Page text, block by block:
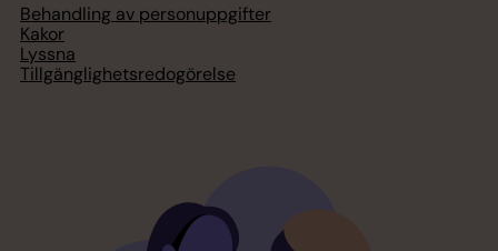
Behandling av personuppgifter
Kakor
Lyssna
Tillgänglighetsredogörelse